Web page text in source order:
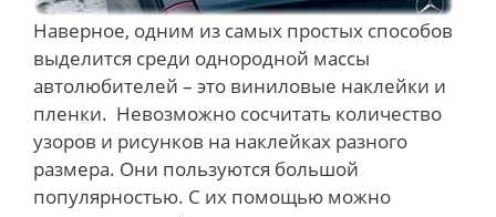
Наверное, одним из самых простых способов
выделится среди однородной массы
автолюбителей – это виниловые наклейки и
пленки. Невозможно сосчитать количество
узоров и рисунков на наклейках разного
размера. Они пользуются большой
популярностью. С их помощью можно